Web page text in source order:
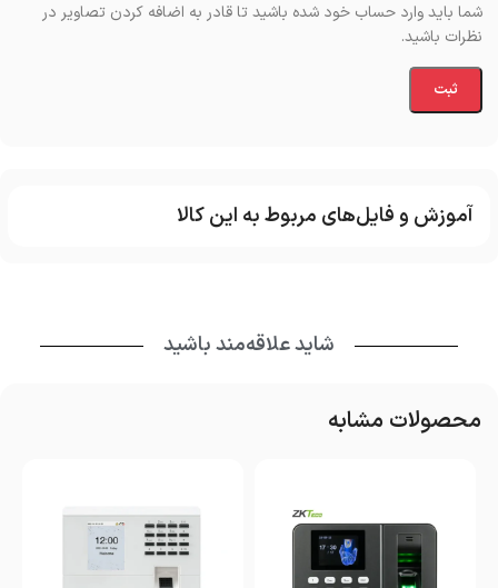
شما باید وارد حساب خود شده باشید تا قادر به اضافه کردن تصاویر در
نظرات باشید.
آموزش و فایل‌های مربوط به این کالا
شاید علاقه‌مند باشید
محصولات مشابه